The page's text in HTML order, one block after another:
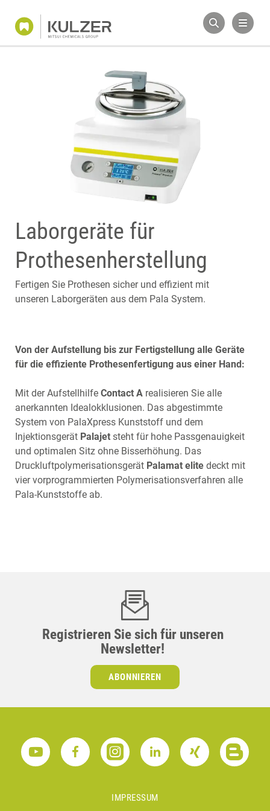
Laborgeräte für
Prothesenherstellung
Fertigen Sie Prothesen sicher und effizient mit
unseren Laborgeräten aus dem Pala System.
Von der Aufstellung bis zur Fertigstellung alle Geräte
für die effiziente Prothesenfertigung aus einer Hand:
Mit der Aufstellhilfe Contact A realisieren Sie alle
anerkannten Idealokklusionen. Das abgestimmte
System von PalaXpress Kunststoff und dem
Injektionsgerät Palajet steht für hohe Passgenauigkeit
und optimalen Sitz ohne Bisserhöhung. Das
Druckluftpolymerisationsgerät Palamat elite deckt mit
vier vorprogrammierten Polymerisationsverfahren alle
Pala-Kunststoffe ab.
Registrieren Sie sich für unseren
Newsletter!
ABONNIEREN
IMPRESSUM